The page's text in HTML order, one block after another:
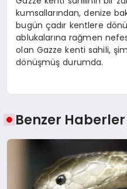
kumsallarından, denize
bugün çadır kentlere
ablukalarına rağmen
olan Gazze kenti sahili,
dönüşmüş durumda.
Benzer Haberler